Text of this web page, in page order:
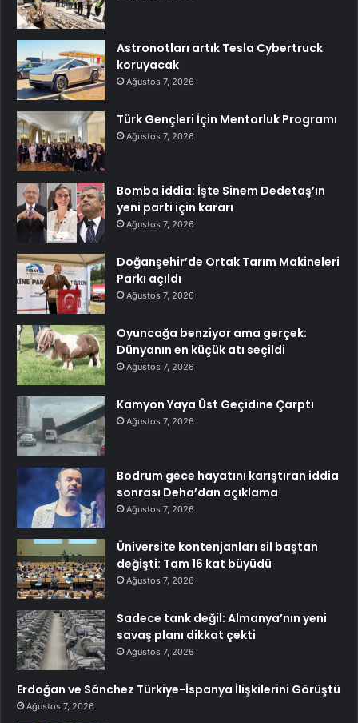
Astronotları artık Tesla Cybertruck
koruyacak
Ağustos 7, 2026
Türk Gençleri İçin Mentorluk Programı
Ağustos 7, 2026
Bomba iddia: İşte Sinem Dedetaş’ın
yeni parti için kararı
Ağustos 7, 2026
Doğanşehir’de Ortak Tarım Makineleri
Parkı açıldı
Ağustos 7, 2026
Oyuncağa benziyor ama gerçek:
Dünyanın en küçük atı seçildi
Ağustos 7, 2026
Kamyon Yaya Üst Geçidine Çarptı
Ağustos 7, 2026
Bodrum gece hayatını karıştıran iddia
sonrası Deha’dan açıklama
Ağustos 7, 2026
Üniversite kontenjanları sil baştan
değişti: Tam 16 kat büyüdü
Ağustos 7, 2026
Sadece tank değil: Almanya’nın yeni
savaş planı dikkat çekti
Ağustos 7, 2026
Erdoğan ve Sánchez Türkiye-İspanya İlişkilerini Görüştü
Ağustos 7, 2026